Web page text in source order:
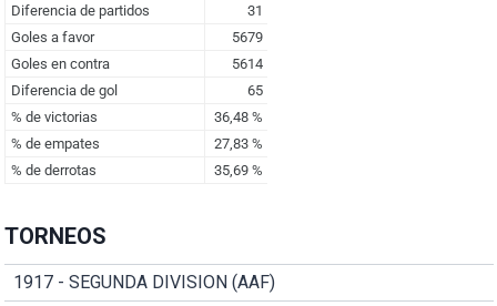
TORNEOS
1917 - SEGUNDA DIVISION (AAF)